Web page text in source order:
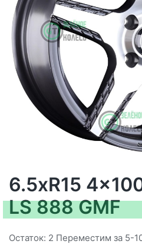
6.5xR15
LS 888 GMF
Остаток: 2 Переместим за 5-